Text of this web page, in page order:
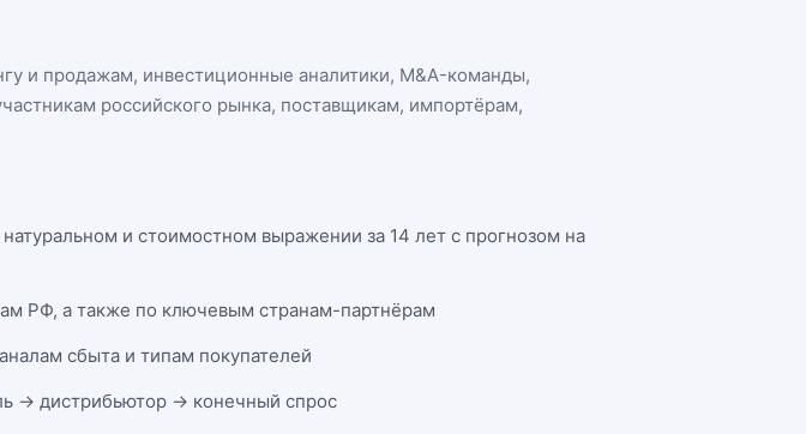
и продажам, инвестиционные аналитики, M&A-команды,
российского рынка, поставщикам, импортёрам,
и стоимостном выражении за 14 лет с прогнозом на
РФ, а также по ключевым странам-партнёрам
сбыта и типам покупателей
→ дистрибьютор → конечный спрос